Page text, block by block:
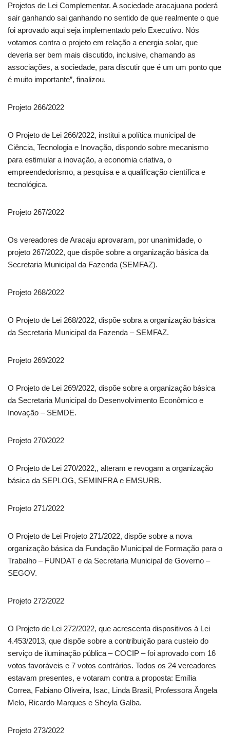
Projetos de Lei Complementar. A sociedade aracajuana poderá
sair ganhando sai ganhando no sentido de que realmente o que
foi aprovado aqui seja implementado pelo Executivo. Nós
votamos contra o projeto em relação a energia solar, que
deveria ser bem mais discutido, inclusive, chamando as
associações, a sociedade, para discutir que é um um ponto que
é muito importante”, finalizou.
Projeto 266/2022
O Projeto de Lei 266/2022, institui a política municipal de
Ciência, Tecnologia e Inovação, dispondo sobre mecanismo
para estimular a inovação, a economia criativa, o
empreendedorismo, a pesquisa e a qualificação científica e
tecnológica.
Projeto 267/2022
Os vereadores de Aracaju aprovaram, por unanimidade, o
projeto 267/2022, que dispõe sobre a organização básica da
Secretaria Municipal da Fazenda (SEMFAZ).
Projeto 268/2022
O Projeto de Lei 268/2022, dispõe sobra a organização básica
da Secretaria Municipal da Fazenda – SEMFAZ.
Projeto 269/2022
O Projeto de Lei 269/2022, dispõe sobre a organização básica
da Secretaria Municipal do Desenvolvimento Econômico e
Inovação – SEMDE.
Projeto 270/2022
O Projeto de Lei 270/2022,, alteram e revogam a organização
básica da SEPLOG, SEMINFRA e EMSURB.
Projeto 271/2022
O Projeto de Lei Projeto 271/2022, dispõe sobre a nova
organização básica da Fundação Municipal de Formação para o
Trabalho – FUNDAT e da Secretaria Municipal de Governo –
SEGOV.
Projeto 272/2022
O Projeto de Lei 272/2022, que acrescenta dispositivos à Lei
4.453/2013, que dispõe sobre a contribuição para custeio do
serviço de iluminação pública – COCIP – foi aprovado com 16
votos favoráveis e 7 votos contrários. Todos os 24 vereadores
estavam presentes, e votaram contra a proposta: Emília
Correa, Fabiano Oliveira, Isac, Linda Brasil, Professora Ângela
Melo, Ricardo Marques e Sheyla Galba.
Projeto 273/2022